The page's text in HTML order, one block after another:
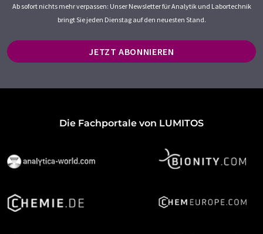
Ab sofort nichts mehr verpassen: Unser Newsletter für Analytik und Labortechnik
bringt Sie jeden Dienstag auf den neuesten Stand.
JETZT ABONNIEREN
Die Fachportale von LUMITOS